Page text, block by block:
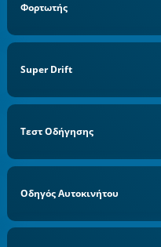
Φορτωτής
Super Drift
Τεστ Οδήγησης
Οδηγός Αυτοκινήτου